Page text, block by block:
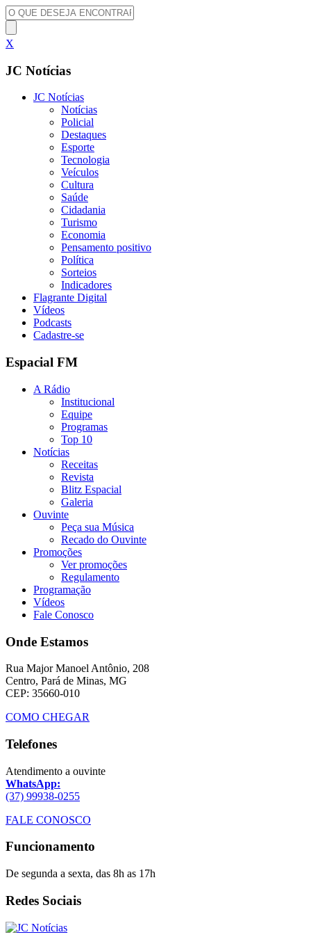
X
JC Notícias
JC Notícias
Notícias
Policial
Destaques
Esporte
Tecnologia
Veículos
Cultura
Saúde
Cidadania
Turismo
Economia
Pensamento positivo
Política
Sorteios
Indicadores
Flagrante Digital
Vídeos
Podcasts
Cadastre-se
Espacial FM
A Rádio
Institucional
Equipe
Programas
Top 10
Notícias
Receitas
Revista
Blitz Espacial
Galeria
Ouvinte
Peça sua Música
Recado do Ouvinte
Promoções
Ver promoções
Regulamento
Programação
Vídeos
Fale Conosco
Onde Estamos
Rua Major Manoel Antônio, 208
Centro, Pará de Minas, MG
CEP: 35660-010
COMO CHEGAR
Telefones
Atendimento a ouvinte
WhatsApp:
(37) 99938-0255
FALE CONOSCO
Funcionamento
De segunda a sexta, das 8h as 17h
Redes Sociais